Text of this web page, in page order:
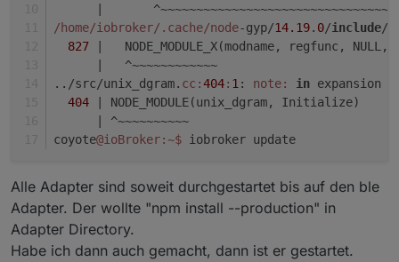
/home/iobroker/.cache/node-gyp/14.19. 0/include/
827
|   NODE_MODULE_X(modname, regfunc,
   ^~~~~~~~~~~~~
../src/unix_dgram. cc:404: 1 : note: in expansion of
404
| NODE_MODULE(unix_dgram, Initialize)
^~~~~~~~~~~
coyote@ioBroker:~$ iobroker update
Alle Adapter sind soweit durchgestartet bis auf den ble
Adapter. Der wollte "npm install --production" in
Adapter Directory.
Habe ich dann auch gemacht, dann ist er gestartet.